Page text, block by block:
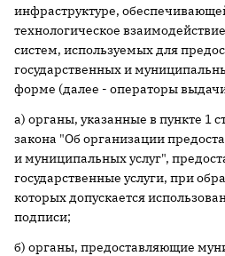
инфраструктуре,
технологическое
систем, используемых для
государственных и
форме (далее - операторы
а) органы, указанные в пункте 1
закона "Об организации
и муниципальных услуг",
государственные услуги, при
которых допускается
подписи;
б) органы, предоставляющие